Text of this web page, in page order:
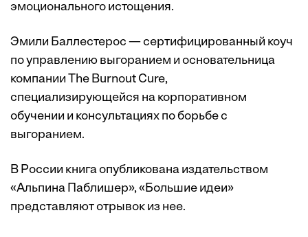
эмоционального истощения.
Эмили Баллестерос — сертифицированный коуч
по управлению выгоранием и основательница
компании The Burnout Cure,
специализирующейся на корпоративном
обучении и консультациях по борьбе с
выгоранием.
В России книга опубликована издательством
«Альпина Паблишер», «Большие идеи»
представляют отрывок из нее.